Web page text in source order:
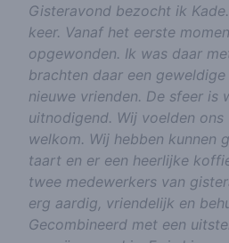
Gisteravond bezocht ik
keer. Vanaf het eerste
opgewonden. Ik was daar
brachten daar een
nieuwe vrienden. De sfeer is
uitnodigend. Wij voelden
welkom. Wij hebben kunnen
taart en er een heerlijke
twee medewerkers van
erg aardig, vriendelijk en
Gecombineerd met een